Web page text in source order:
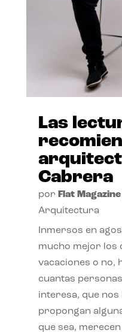
Las
Cabrera
por Flat Magazine|
Arquitectura
Inmersos en
mucho mejor los
vacaciones o no,
cuantas
interesa, que nos
propongan
que sea,